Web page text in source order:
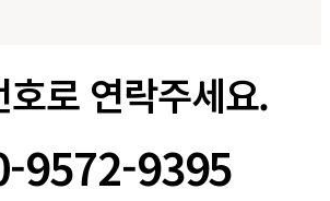
호로 연락주세요.
9572-9395